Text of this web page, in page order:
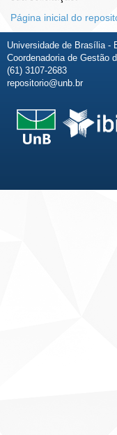
Página inicial do
Universidade de Brasília -
Coordenadoria de Gestão
(61) 3107-2683
repositorio@unb.br